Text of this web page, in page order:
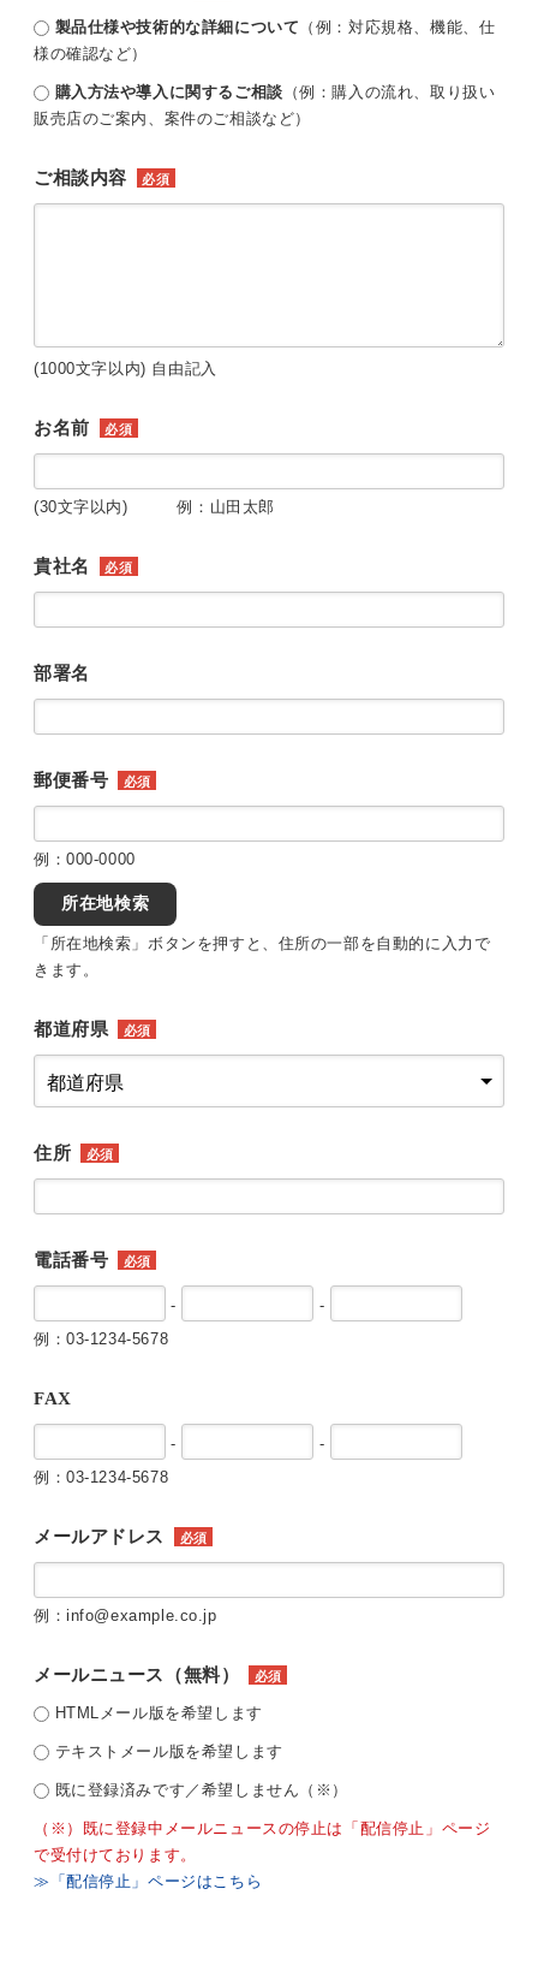
製品仕様や技術的な詳細について （例：対応規格、機能、仕
様の確認など）
購入方法や導入に関するご相談 （例：購入の流れ、取り扱い
販売店のご案内、案件のご相談など）
ご相談内容 必須
(1000文字以内) 自由記入
お名前 必須
(30文字以内) 例：山田太郎
貴社名 必須
部署名
郵便番号 必須
例：000-0000
所在地検索
「所在地検索」ボタンを押すと、住所の一部を自動的に入力で
きます。
都道府県 必須
住所 必須
電話番号 必須
-
-
例：03-1234-5678
FAX
-
-
例：03-1234-5678
メールアドレス 必須
例：info@example.co.jp
メールニュース（無料） 必須
HTMLメール版を希望します
テキストメール版を希望します
既に登録済みです／希望しません（※）
（※）既に登録中メールニュースの停止は「配信停止」ページ
で受付けております。
≫「配信停止」ページはこちら